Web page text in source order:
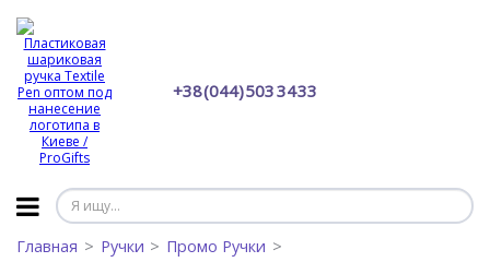
+38 (044) 503 34 33
Главная Ручки Промо Ручки